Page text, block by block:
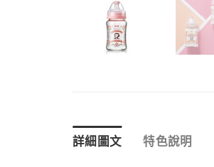
詳細圖文 特色說明